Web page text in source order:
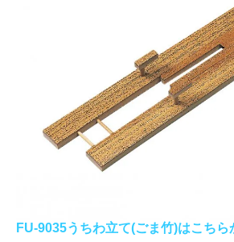
FU-9035うちわ立て(ごま竹)はこちら